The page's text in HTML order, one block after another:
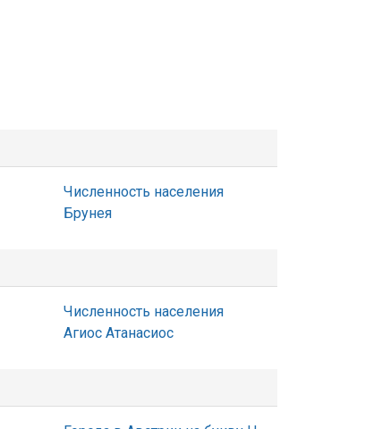
Численность населения
Брунея
Численность населения
Агиос Атанасиос